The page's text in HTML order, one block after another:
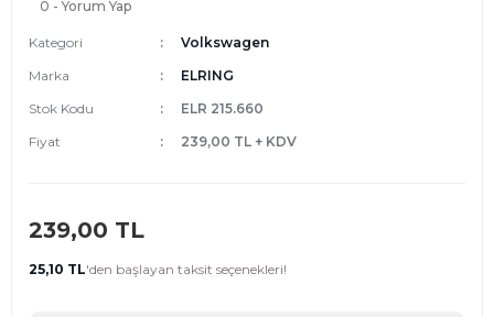
0 - Yorum Yap
Kategori
Volkswagen
Marka
ELRING
Stok Kodu
ELR 215.660
Fiyat
239,00 TL + KDV
239,00 TL
25,10 TL'den başlayan taksit seçenekleri!